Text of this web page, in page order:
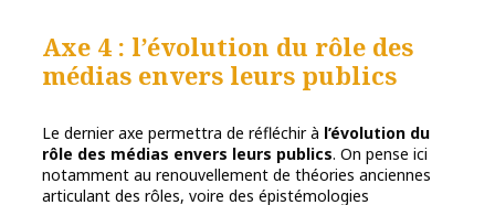
Axe 4 : l’évolution du rôle des
médias envers leurs publics
Le dernier axe permettra de réfléchir à l’évolution du
rôle des médias envers leurs publics. On pense ici
notamment au renouvellement de théories anciennes
articulant des rôles, voire des épistémologies